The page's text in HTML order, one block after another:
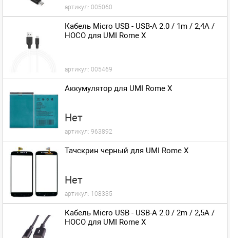
артикул: 005060
Кабель Micro USB - USB-A 2.0 / 1m / 2,4A /
HOCO для UMI Rome X
артикул: 005469
Аккумулятор для UMI Rome X
Нет
артикул: 963892
Тачскрин черный для UMI Rome X
Нет
артикул: 108335
Кабель Micro USB - USB-A 2.0 / 2m / 2,5A /
HOCO для UMI Rome X